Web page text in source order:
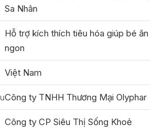
Sa Nhân
Hỗ trợ kích thích tiêu hóa giúp bé ăn
ngon
Việt Nam
Công ty TNHH Thương Mại Olyphar
Công ty CP Siêu Thị Sống Khoẻ